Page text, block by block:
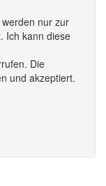
nur zur
Ich kann diese
Die
und akzeptiert.